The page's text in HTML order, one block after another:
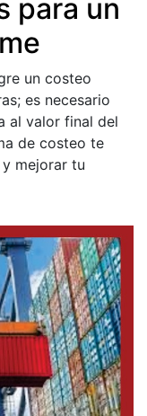
para un
un costeo
es necesario
al valor final del
de costeo te
mejorar tu